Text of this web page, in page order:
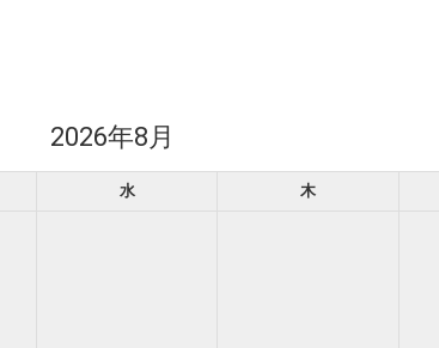
2026年8月
水 木